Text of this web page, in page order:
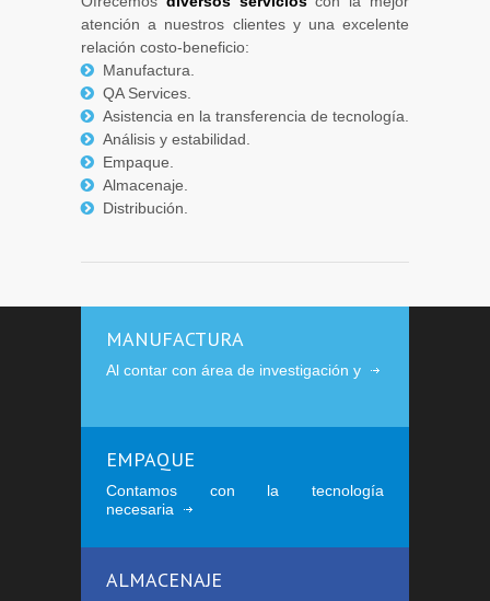
atención a nuestros clientes y una excelente
relación costo-beneficio:
Manufactura.
QA Services.
Asistencia en la transferencia de tecnología.
Análisis y estabilidad.
Empaque.
Almacenaje.
Distribución.
MANUFACTURA
Al contar con área de investigación y
EMPAQUE
Contamos con la tecnología
necesaria
ALMACENAJE